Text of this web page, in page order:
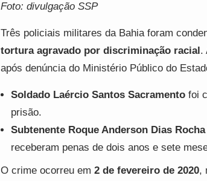
Foto: divulgação SSP
Três policiais militares da Bahia foram
tortura agravado por discriminação racial .
após denúncia do Ministério Público do
Soldado Laércio Santos Sacramento foi
prisão.
Subtenente Roque Anderson Dias Rocha
receberam penas de dois anos e sete
O crime ocorreu em 2 de fevereiro de 2020,